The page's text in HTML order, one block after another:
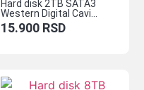
Hard disk 2TB SATA3
Western Digital Cavi...
15.900 RSD